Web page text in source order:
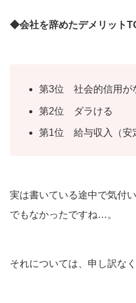
◆会社を辞めたデメリット
第3位 社会的信用が
第2位 ダラける
第1位 給与収入（安
実は書いている途中で気付
でもなかったですね…。
それについては、申し訳な